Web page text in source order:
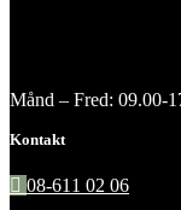
Månd – Fred: 09.00-
Kontakt
08-611 02 06